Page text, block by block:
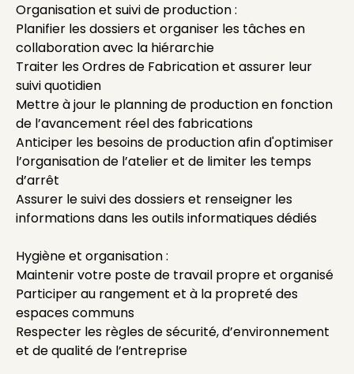
Organisation et suivi de production :
Planifier les dossiers et organiser les tâches en
collaboration avec la hiérarchie
Traiter les Ordres de Fabrication et assurer leur
suivi quotidien
Mettre à jour le planning de production en fonction
de l’avancement réel des fabrications
Anticiper les besoins de production afin d'optimiser
l’organisation de l’atelier et de limiter les temps
d’arrêt
Assurer le suivi des dossiers et renseigner les
informations dans les outils informatiques dédiés
Hygiène et organisation :
Maintenir votre poste de travail propre et organisé
Participer au rangement et à la propreté des
espaces communs
Respecter les règles de sécurité, d’environnement
et de qualité de l’entreprise